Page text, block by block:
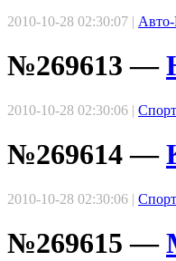
2010-10-28 02:30:07 |
№269613 —
2010-10-28 02:30:06 | Спорт
№269614 —
2010-10-28 02:30:06 | Спорт
№269615 —